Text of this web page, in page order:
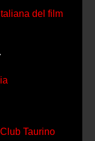
del film
Taurino